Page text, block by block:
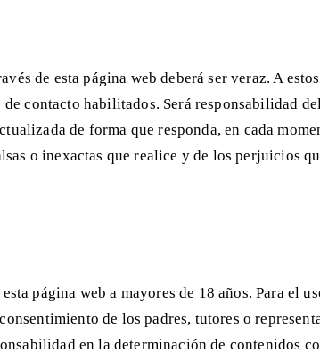
de esta página web deberá ser veraz. A
contacto habilitados. Será responsabilidad
de forma que responda, en cada
o inexactas que realice y de los perjuicios
página web a mayores de 18 años. Para el
de los padres, tutores o
en la determinación de contenidos